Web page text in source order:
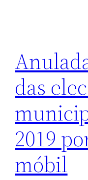
das
2019
móbil